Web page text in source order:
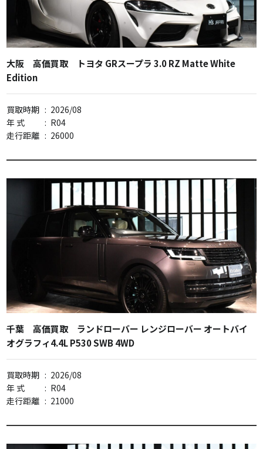
大阪 高価買取 トヨタ GRスープラ 3.0 RZ Matte White
Edition
買取時期 : 2026/08
年 式
: R04
走行距離 : 26000
千葉 高価買取 ランドローバー レンジローバー オートバイ
オグラフィ4.4L P530 SWB 4WD
買取時期 : 2026/08
年 式
: R04
走行距離 : 21000